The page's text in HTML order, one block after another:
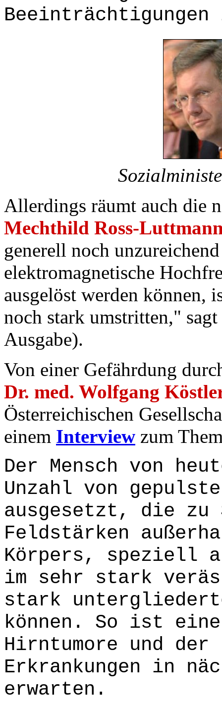
Allerdings räumt auch die
Mechthild Ross-
generell noch
elektromagnetische
ausgelöst werden können,
noch stark umstritten,"
Ausgabe).
Von einer Gefährdung
Dr. med. Wolfgang
Österreichischen
einem Interview zum
Der Mensch von
Unzahl von
ausgesetzt, die zu
Feldstärken
Körpers, speziell
im sehr stark
stark
können. So ist eine
Hirntumore und der
Erkrankungen in
erwarten.